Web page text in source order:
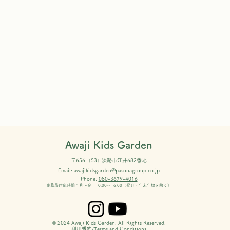
今日は小学生スペシャルイベ
Awaji Kids Garden
〒656-1531 淡路市江井682番地
Email: awajikidsgarden@pasonagroup.co.jp
Phone: 080-3679-4016
事務局対応時間：月～金 10:00～16:00（祝日・年末年始を除く）
© 2024 Awaji Kids Garden. All Rights Reserved.